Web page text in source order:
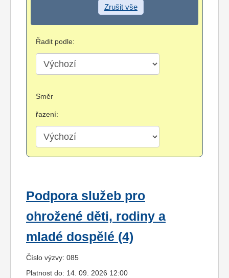
Zrušit vše
Řadit podle:
Směr
řazení:
Podpora služeb pro
ohrožené děti, rodiny a
mladé dospělé (4)
Číslo výzvy: 085
Platnost do: 14. 09. 2026 12:00